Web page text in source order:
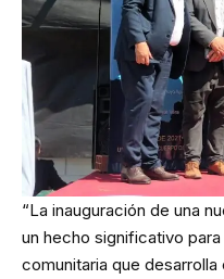
“La inauguración de una
un hecho significativo
comunitaria que